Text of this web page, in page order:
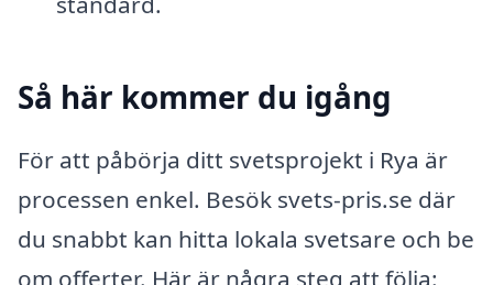
Så här kommer du igång
För att påbörja ditt svetsprojekt i Rya är
processen enkel. Besök svets-pris.se där
du snabbt kan hitta lokala svetsare och be
om offerter. Här är några steg att följa: